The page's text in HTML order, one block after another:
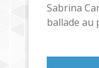
Sabrina
ballade au